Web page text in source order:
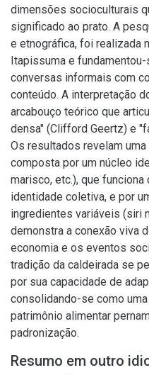
dimensões socioculturais
significado ao prato. A
e etnográfica, foi realizada
Itapissuma e
conversas informais com
conteúdo. A interpretação
arcabouço teórico que
densa" (Clifford Geertz) e
Os resultados revelam
composta por um núcleo
marisco, etc.), que
identidade coletiva, e por
ingredientes variáveis (siri
demonstra a conexão viva
economia e os eventos
tradição da caldeirada se
por sua capacidade de
consolidando-se como
patrimônio alimentar
padronização.
Resumo em outro